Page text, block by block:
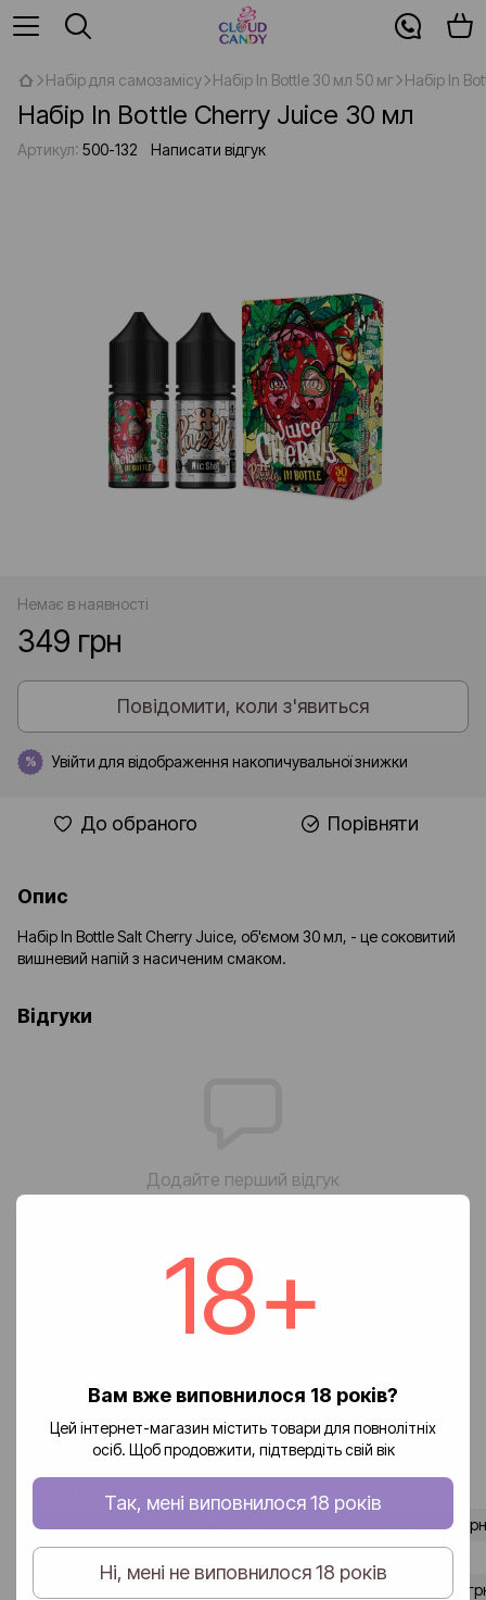
18+
Вам вже виповнилося 18 років?
Цей інтернет-магазин містить товари для повнолітніх
осіб. Щоб продовжити, підтвердіть свій вік
Так, мені виповнилося 18 років
Ні, мені не виповнилося 18 років
Набір для самозамісу Набір In Bottle 30 мл 50 мг Набір In
Набір In Bottle Cherry Juice 30 мл
Артикул: 500-132 Написати відгук
Немає в наявності
349 грн
Повідомити, коли з'явиться
% Увійти для відображення накопичувальної знижки
До обраного Порівняти
Опис
Набір In Bottle Salt Cherry Juice, об'ємом 30 мл, - це соковитий
вишневий напій з насиченим смаком.
Відгуки
Додайте перший відгук
Написати відгук
Оплата Повернення
🚚 Вартість доставки
Доставка замовлень по Україні здійснюється службою «Нова
Спосіб доставки
До відділення Нової пошти (місто)
від 80-90 грн
До відділення Нової пошти (селище, село)
від 120 грн
До поштомату Нової пошти (місто)
від 90-100